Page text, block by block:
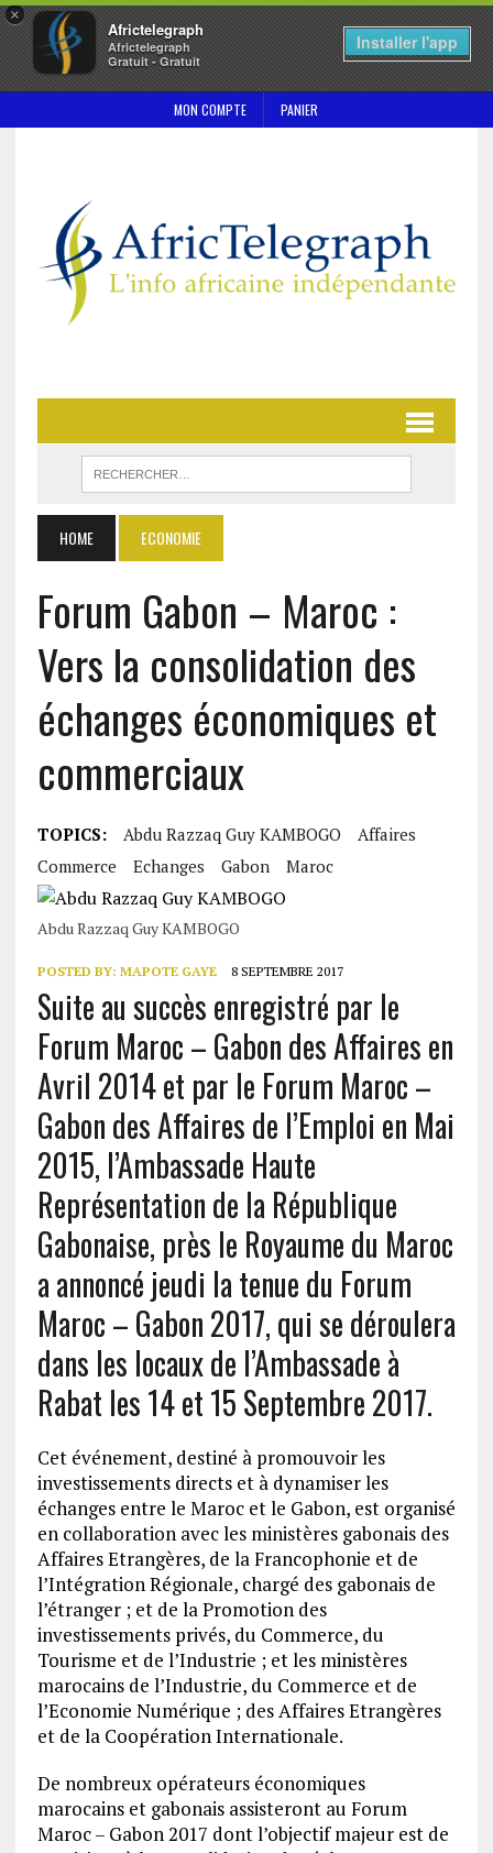
×
Africtelegraph
Africtelegraph
Gratuit - Gratuit
Installer l'app
MON COMPTE PANIER
HOME ECONOMIE
Forum Gabon – Maroc :
Vers la consolidation des
échanges économiques et
commerciaux
TOPICS: Abdu Razzaq Guy KAMBOGO
Affaires
Commerce
Echanges Gabon Maroc
Abdu Razzaq Guy KAMBOGO
POSTED BY: MAPOTE GAYE 8 SEPTEMBRE 2017
Suite au succès enregistré par le
Forum Maroc – Gabon des Affaires en
Avril 2014 et par le Forum Maroc –
Gabon des Affaires de l’Emploi en Mai
2015, l’Ambassade Haute
Représentation de la République
Gabonaise, près le Royaume du Maroc
a annoncé jeudi la tenue du Forum
Maroc – Gabon 2017, qui se déroulera
dans les locaux de l’Ambassade à
Rabat les 14 et 15 Septembre 2017.
Cet événement, destiné à promouvoir les
investissements directs et à dynamiser les
échanges entre le Maroc et le Gabon, est organisé
en collaboration avec les ministères gabonais des
Affaires Etrangères, de la Francophonie et de
l’Intégration Régionale, chargé des gabonais de
l’étranger ; et de la Promotion des
investissements privés, du Commerce, du
Tourisme et de l’Industrie ; et les ministères
marocains de l’Industrie, du Commerce et de
l’Economie Numérique ; des Affaires Etrangères
et de la Coopération Internationale.
De nombreux opérateurs économiques
marocains et gabonais assisteront au Forum
Maroc – Gabon 2017 dont l’objectif majeur est de